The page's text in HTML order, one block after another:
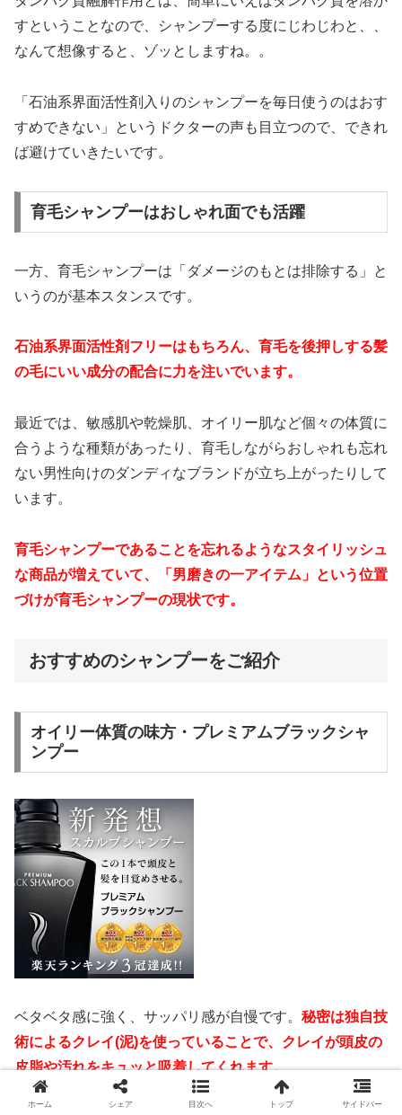
すということなので、シャンプーする度にじわじわと、、
なんて想像すると、ゾッとしますね。。
「石油系界面活性剤入りのシャンプーを毎日使うのはおす
すめできない」というドクターの声も目立つので、できれ
ば避けていきたいです。
育毛シャンプーはおしゃれ面でも活躍
一方、育毛シャンプーは「ダメージのもとは排除する」と
いうのが基本スタンスです。
石油系界面活性剤フリーはもちろん、育毛を後押しする髪
の毛にいい成分の配合に力を注いでいます。
最近では、敏感肌や乾燥肌、オイリー肌など個々の体質に
合うような種類があったり、育毛しながらおしゃれも忘れ
ない男性向けのダンディなブランドが立ち上がったりして
います。
育毛シャンプーであることを忘れるようなスタイリッシュ
な商品が増えていて、「男磨きの一アイテム」という位置
づけが育毛シャンプーの現状です。
おすすめのシャンプーをご紹介
オイリー体質の味方・プレミアムブラックシャ
ンプー
ベタベタ感に強く、サッパリ感が自慢です。 秘密は独自技
術によるクレイ(泥)を使っていることで、クレイが頭皮の
皮脂や汚れをキュッと吸着してくれます。
ホーム シェア 目次へ トップ サイドバー